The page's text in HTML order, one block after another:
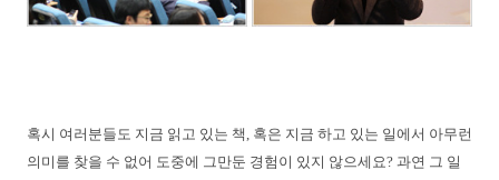
혹시 여러분들도 지금 읽고 있는 책, 혹은 지금 하고 있는 일에서 아무런
의미를 찾을 수 없어 도중에 그만둔 경험이 있지 않으세요? 과연 그 일